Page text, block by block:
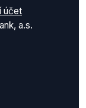
účet
a.s.